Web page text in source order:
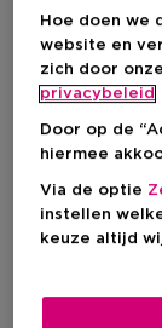
Allure
€ 72,00
Hoe doen we
website en
zich door
privacybeleid
Door op de
hiermee
Via de optie
instellen
keuze altijd